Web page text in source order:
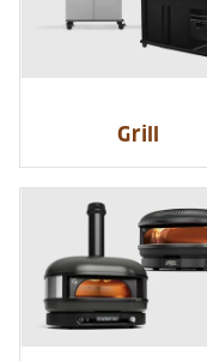
Grill